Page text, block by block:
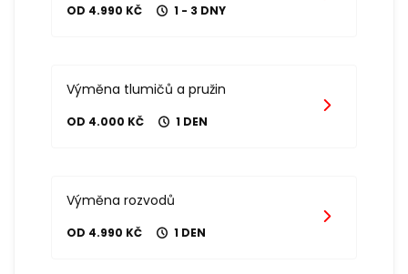
OD 4.990 KČ 1 - 3 DNY
Výměna tlumičů a pružin
OD 4.000 KČ 1 DEN
Výměna rozvodů
OD 4.990 KČ 1 DEN